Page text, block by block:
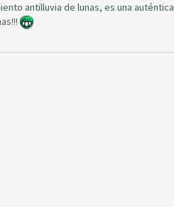
antilluvia de lunas, es una auténtica